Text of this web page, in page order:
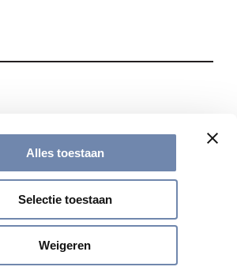
Alles toestaan
Selectie toestaan
Weigeren